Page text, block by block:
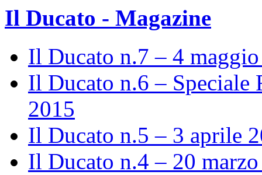
Il Ducato - Magazine
Il Ducato n.7 – 4
Il Ducato n.6 – Speciale
2015
Il Ducato n.5 – 3 aprile
Il Ducato n.4 – 20